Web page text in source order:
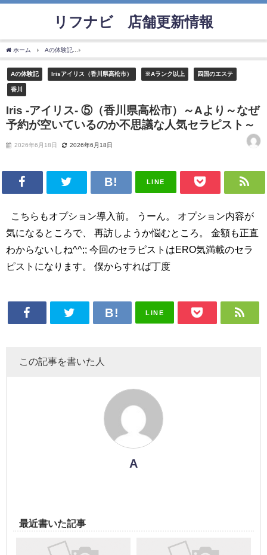
リフナビ®店舗更新情報
ホーム Aの体験記
Aの体験記 Irisアイリス（香川県高松市） ※Aランク以上 四国のエステ
香川
Iris -アイリス- ⑤（香川県高松市）～Aより～なぜ
予約が空いているのか不思議な人気セラピスト～
2026年6月18日 2026年6月18日
LINE
こちらもオプション導入前。 うーん。 オプション内容が
気になるところで、 再訪しようか悩むところ。 金額も正直
わからないしね^^;; 今回のセラピストはERO気満載のセラ
ピストになります。 僕からすれば丁度
LINE
この記事を書いた人
A
最近書いた記事